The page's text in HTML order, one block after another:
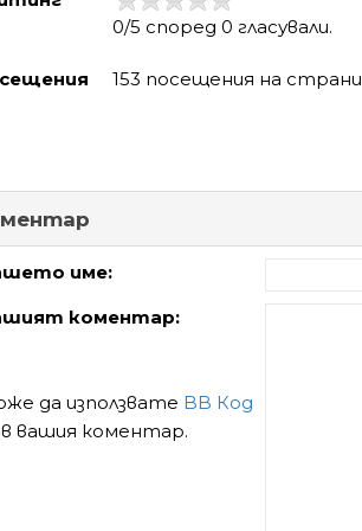
0/5 според 0 гласували.
153 посещения на
име:
коментар:
да използвате BB Код
вашия коментар.